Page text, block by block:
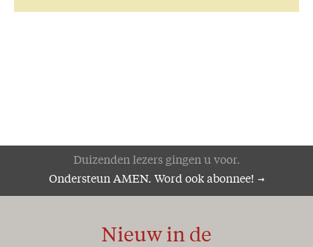
Selectief
De wedloop van het leven
Duizenden lezers gingen u voor.
Ondersteun AMEN. Word ook abonnee!
Nieuw in de